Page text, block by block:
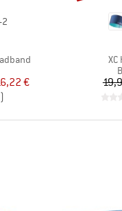
2
€
)